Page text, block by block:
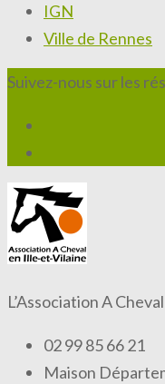
IGN
Ville de Rennes
Suivez-nous sur les
L’Association A
02 99 85 66 21
Maison